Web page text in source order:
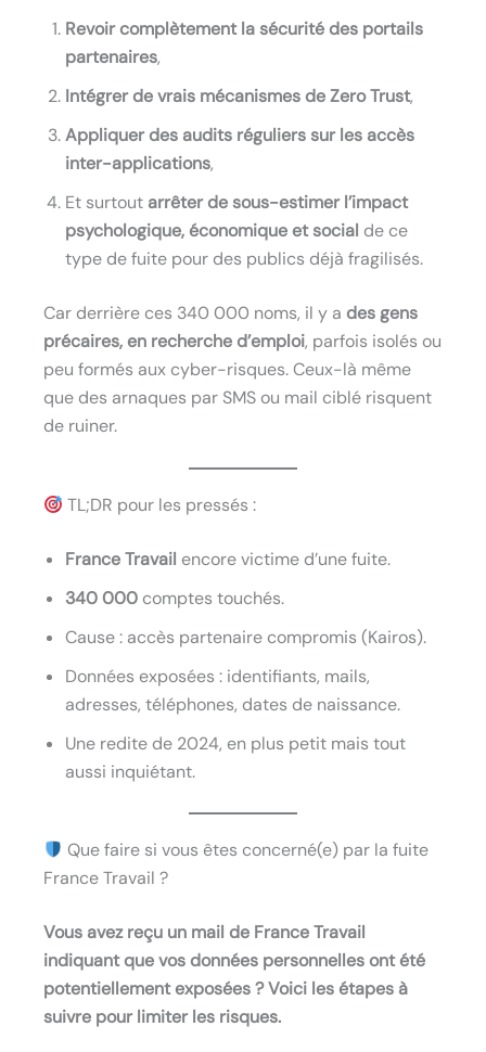
Revoir complètement la sécurité des portails
partenaires,
Intégrer de vrais mécanismes de Zero Trust,
Appliquer des audits réguliers sur les accès
inter-applications,
Et surtout arrêter de sous-estimer l’impact
psychologique, économique et social de ce
type de fuite pour des publics déjà fragilisés.
Car derrière ces 340 000 noms, il y a des gens
précaires, en recherche d’emploi, parfois isolés ou
peu formés aux cyber-risques. Ceux-là même
que des arnaques par SMS ou mail ciblé risquent
de ruiner.
TL;DR pour les pressés :
France Travail encore victime d’une fuite.
340 000 comptes touchés.
Cause : accès partenaire compromis (Kairos).
Données exposées : identifiants, mails,
adresses, téléphones, dates de naissance.
Une redite de 2024, en plus petit mais tout
aussi inquiétant.
Que faire si vous êtes concerné(e) par la fuite
France Travail ?
Vous avez reçu un mail de France Travail
indiquant que vos données personnelles ont été
potentiellement exposées ? Voici les étapes à
suivre pour limiter les risques.